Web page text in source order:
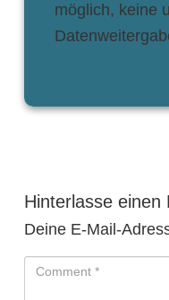
möglich, keine
Hinterlasse einen
Deine E-Mail-